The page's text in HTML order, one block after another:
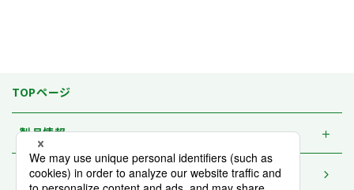
TOPページ
製品情報
資材一覧 / 請求